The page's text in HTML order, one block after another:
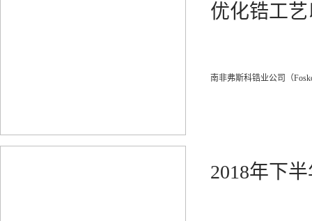
优化锆工
南非弗斯科锆业公司（
2018年下